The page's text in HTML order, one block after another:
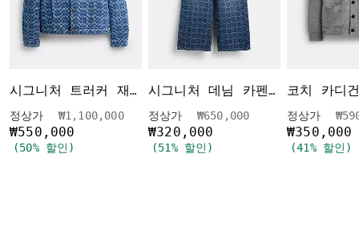
시그니처 트러커 재킷 인 오가닉 코튼
정상가
가격 인하 전
₩1,100,000인하됨
₩550,000
(50% 할인)
시그니처 데님 카펜터 팬츠 인 오가닉 코튼
정상가
가격 인하 전
₩650,000인하됨
₩320,000
(51% 할인)
코치 카디
정상가 가
₩350,000
(41% 할인)